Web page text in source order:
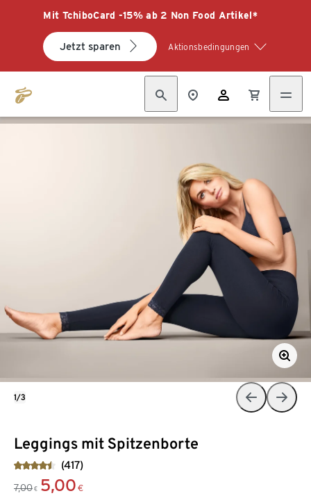
Mit TchiboCard -15% ab 2 Non Food Artikel*
Jetzt sparen Aktionsbedingungen
Leggings mit Spitzenborte
(417)
7,00 € 5,00 €
1/3